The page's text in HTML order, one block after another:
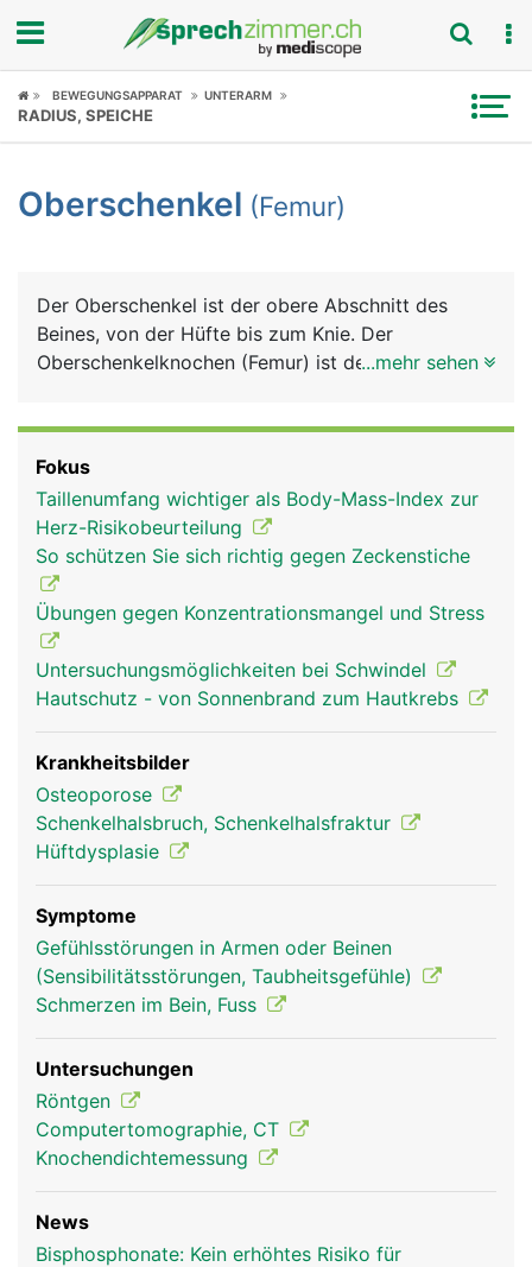
Fokus
Symptome
News
Rubriken
BEWEGUNGSAPPARAT UNTERARM
RADIUS, SPEICHE
Oberschenkel (Femur)
Der Oberschenkel ist der obere Abschnitt des
Beines, von der Hüfte bis zum Knie. Der
Oberschenkelknochen (Femur) ist der längste und
besteht von oben nach unten aus dem kugeligen
Kopf (Hüftkopf), einem kurzen Hals
(Schenkelhals), einen langen Schaft und einem
verdickten unteren Ende mit zwei walzenförmigen
Gelenkknorren, die mit dem Schienbein und der
Kniescheibe das Knie bilden. Der Hüftkopf bildet
mit der Hüftpfanne des Beckens das Hüftgelenk.
Der Oberschenkelknochen dient ausserdem als
Befestigungsanker für Bänder und Muskeln.
Oberschenkel
Mann
...mehr sehen
Fokus
Taillenumfang wichtiger als Body-Mass-Index zur
Herz-Risikobeurteilung
So schützen Sie sich richtig gegen Zeckenstiche
Übungen gegen Konzentrationsmangel und Stress
Untersuchungsmöglichkeiten bei Schwindel
Hautschutz - von Sonnenbrand zum Hautkrebs
Krankheitsbilder
Osteoporose
Schenkelhalsbruch, Schenkelhalsfraktur
Hüftdysplasie
Symptome
Gefühlsstörungen in Armen oder Beinen
(Sensibilitätsstörungen, Taubheitsgefühle)
Schmerzen im Bein, Fuss
Untersuchungen
Röntgen
Computertomographie, CT
Knochendichtemessung
News
Bisphosphonate: Kein erhöhtes Risiko für